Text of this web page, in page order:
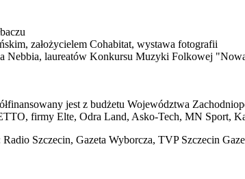
założycielem Cohabitat, wystawa fotografii
Nebbia, laureatów Konkursu Muzyki Folkowej
jest z budżetu Województwa
firmy Elte, Odra Land, Asko-Tech, MN Sport,
Szczecin, Gazeta Wyborcza, TVP Szczecin